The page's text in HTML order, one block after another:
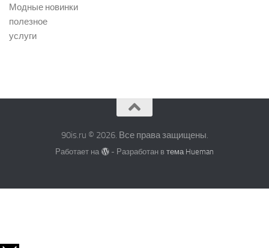
Модные новинки
полезное
услуги
90is.ru © 2026. Все права защищены.
Работает на - Разработан в тема Hueman